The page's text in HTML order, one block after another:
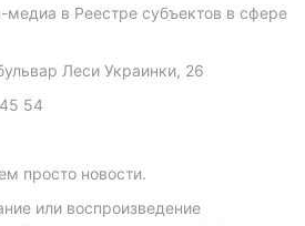
медиа в Реестре субъектов в сфере
Леси Украинки, 26
54
просто новости.
или воспроизведение